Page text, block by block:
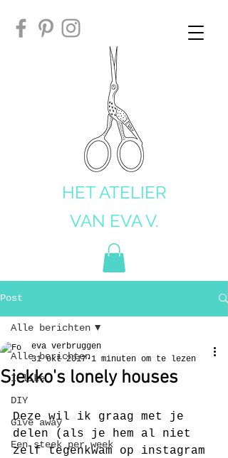
HET ATELIER
VAN EVA V.
Post
Alle berichten
I like
DIY
Give away
Een steek per week
Alle berichten
Sjekko's lonely houses
eva verbruggen
31 okt 2017 1 minuten om te lezen
Deze wil ik graag met je
delen (als je hem al niet
zelf tegenkwam op instagram